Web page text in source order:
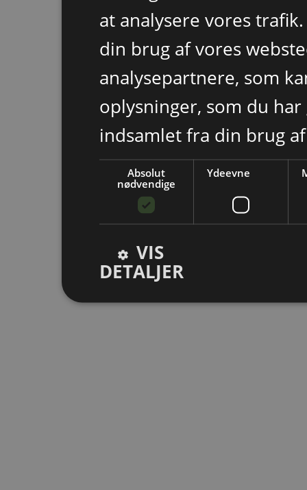
at analysere vores
din brug af vores
analysepartnere, som
oplysninger, som du
indsamlet fra din brug
Absolut
nødvendige
Ydeevne
VIS
DETALJER